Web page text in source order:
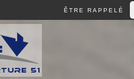
ÊTRE RAPPELÉ